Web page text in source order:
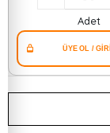
Adet